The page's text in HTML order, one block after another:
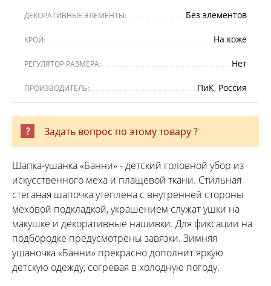
ДЕКОРАТИВНЫЕ ЭЛЕМЕНТЫ: Без элементов
КРОЙ: На коже
РЕГУЛЯТОР РАЗМЕРА: Нет
ПРОИЗВОДИТЕЛЬ: ПиК, Россия
Задать вопрос по этому товару ?
Шапка-ушанка «Банни» - детский головной убор из
искусственного меха и плащевой ткани. Стильная
стеганая шапочка утеплена с внутренней стороны
меховой подкладкой, украшением служат ушки на
макушке и декоративные нашивки. Для фиксации на
подбородке предусмотрены завязки. Зимняя
ушаночка «Банни» прекрасно дополнит яркую
детскую одежду, согревая в холодную погоду.